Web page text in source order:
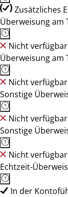
Zusätzliches
Überweisung am
Nicht verfügbar
Überweisung am
Nicht verfügbar
Sonstige
Nicht verfügbar
Sonstige
Nicht verfügbar
Echtzeit-
In der